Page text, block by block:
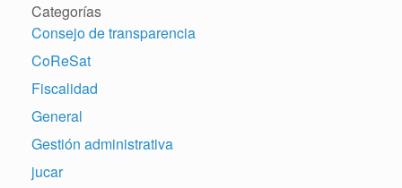
Categorías
Consejo de transparencia
CoReSat
Fiscalidad
General
Gestión administrativa
jucar